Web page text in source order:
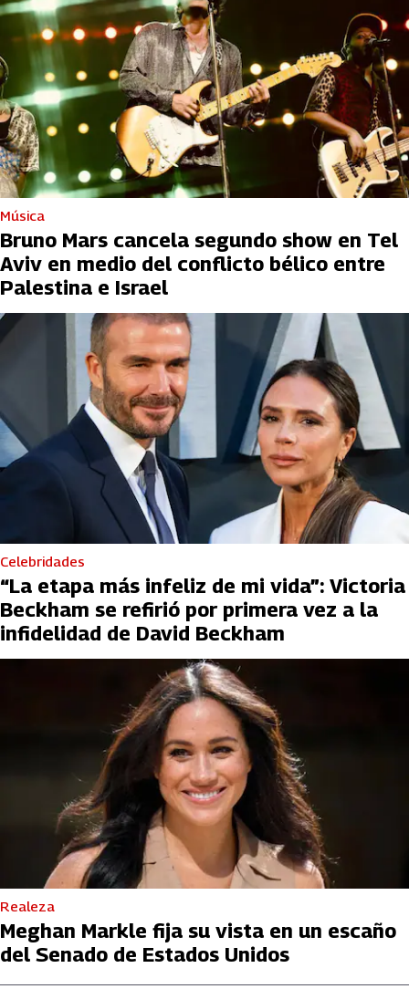
Música
Bruno Mars cancela segundo show en Tel
Aviv en medio del conflicto bélico entre
Palestina e Israel
Celebridades
“La etapa más infeliz de mi vida”: Victoria
Beckham se refirió por primera vez a la
infidelidad de David Beckham
Realeza
Meghan Markle fija su vista en un escaño
del Senado de Estados Unidos